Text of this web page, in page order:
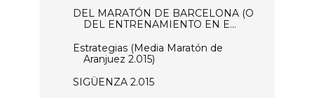
DEL MARATÓN DE BARCELONA (O
DEL ENTRENAMIENTO EN E...
Estrategias (Media Maratón de
Aranjuez 2.015)
SIGÜENZA 2.015